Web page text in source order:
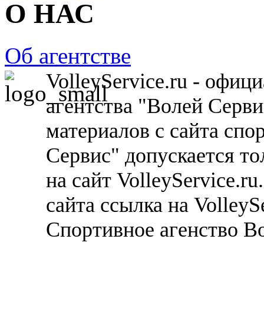
О НАС
Об агентстве
VolleyService.ru -
агентства "Волей
материалов с сайта
Сервис" допускается
на сайт
сайта ссылка на
Спортивное агенство